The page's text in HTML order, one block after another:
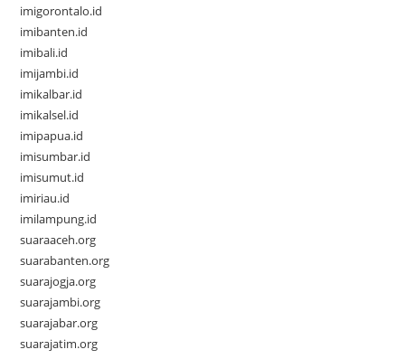
imigorontalo.id
imibanten.id
imibali.id
imijambi.id
imikalbar.id
imikalsel.id
imipapua.id
imisumbar.id
imisumut.id
imiriau.id
imilampung.id
suaraaceh.org
suarabanten.org
suarajogja.org
suarajambi.org
suarajabar.org
suarajatim.org